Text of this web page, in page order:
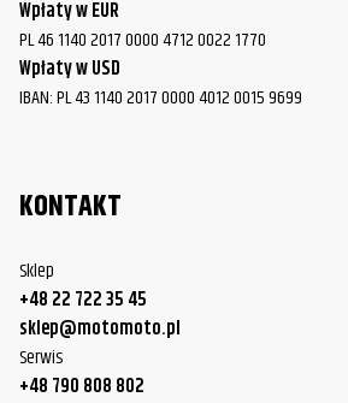
Wpłaty w EUR
PL 46 1140 2017 0000 4712 0022 1770
Wpłaty w USD
IBAN: PL 43 1140 2017 0000 4012 0015 9699
KONTAKT
Sklep
+48 22 722 35 45
sklep@motomoto.pl
Serwis
+48 790 808 802